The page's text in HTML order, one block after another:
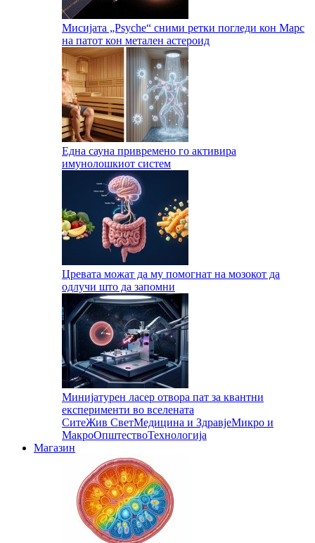
Мисијата „Psyche“ сними ретки погледи кон Марс
на патот кон метален астероид
Една сауна привремено го активира
имунолошкиот систем
Цревата можат да му помогнат на мозокот да
одлучи што да запомни
Минијатурен ласер отвора пат за квантни
експерименти во вселената
СитеЖив СветМедицина и ЗдравјеМикро и
МакроОпштествоТехнологија
Магазин